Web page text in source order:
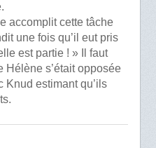
accomplit cette tâche
une fois qu’il eut pris
est partie ! » Il faut
s’était opposée
Knud estimant qu’ils